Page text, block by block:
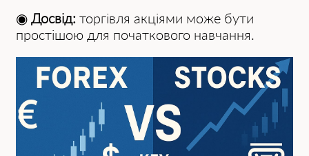
◉ Досвід: торгівля акціями може бути
простішою для початкового навчання.